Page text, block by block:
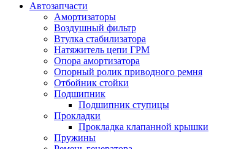
Автозапчасти
Амортизаторы
Воздушный фильтр
Втулка стабилизатора
Натяжитель цепи ГРМ
Опора амортизатора
Опорный ролик приводного ремня
Отбойник стойки
Подшипник
Подшипник ступицы
Прокладки
Прокладка клапанной крышки
Пружины